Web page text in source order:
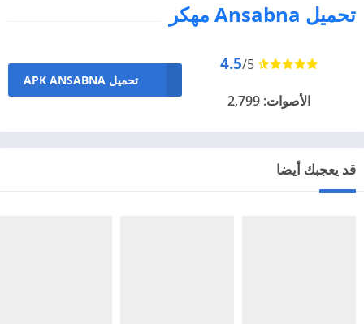
تحميل Ansabna‏ مهكر
4.5/5
الأصوات: 2,799
تحميل ANSABNA‏ APK
قد يعجبك أيضا